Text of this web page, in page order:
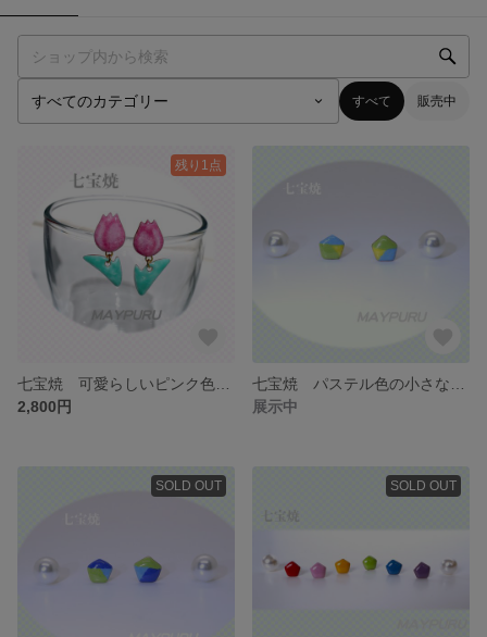
すべて 販売中
残り1点
2,800円
展示中
SOLD OUT SOLD OUT